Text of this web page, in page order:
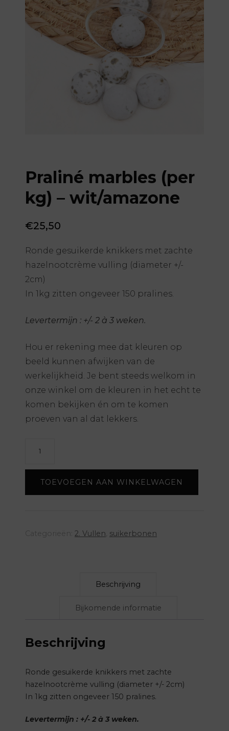
Praliné marbles (per
kg) – wit/amazone
€25,50
Ronde gesuikerde knikkers met zachte
hazelnootcrème vulling (diameter +/-
2cm)
In 1kg zitten ongeveer 150 pralines.
Levertermijn : +/- 2 à 3 weken.
Hou er rekening mee dat kleuren op
beeld kunnen afwijken van de
werkelijkheid. Je bent steeds welkom in
onze winkel om de kleuren in het echt te
komen bekijken én om te komen
proeven van al dat lekkers.
TOEVOEGEN AAN WINKELWAGEN
2. Vullen suikerbonen
Beschrijving
Bijkomende informatie
Beschrijving
Ronde gesuikerde knikkers met zachte
hazelnootcrème vulling (diameter +/- 2cm)
In 1kg zitten ongeveer 150 pralines.
Levertermijn : +/- 2 à 3 weken.